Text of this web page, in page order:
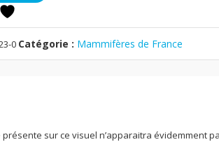
0 Catégorie : Mammifères de France
présente sur ce visuel n’apparaitra évidemment